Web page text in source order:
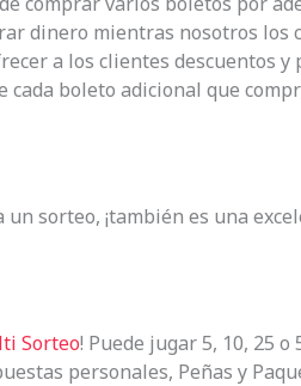
dinero mientras nosotros los
a los clientes descuentos y
boleto adicional que
sorteo, ¡también es una
Sorteo! Puede jugar 5, 10, 25
personales, Peñas y